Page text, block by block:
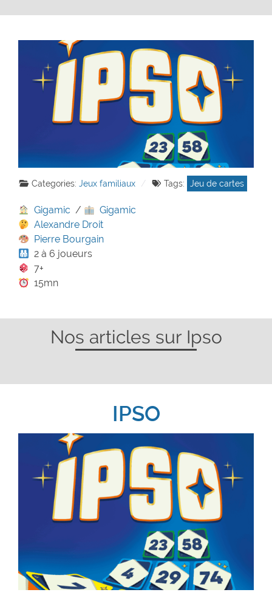
Categories: Jeux familiaux Tags: Jeu de cartes
Gigamic /
Gigamic
Alexandre Droit
Pierre Bourgain
2 à 6 joueurs
7+
15mn
Nos articles sur Ipso
IPSO